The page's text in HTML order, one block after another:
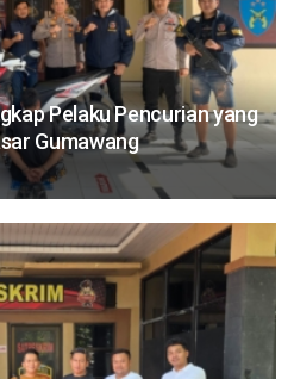
Pelaku Pencurian yang
Gumawang